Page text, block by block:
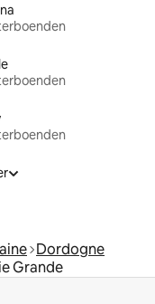
Dordogne
Grande